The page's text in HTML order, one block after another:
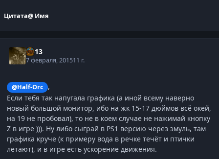
Цитата@ Имя
kl-13
7 февраля, 201511 г.
@Half-Orc
,
Если тебя так напугала графика (а иной всему наверно
новый большой монитор, ибо на жк 15-17 дюймов всё окей,
на 19 не пробовал), то не в коем случае не нажимай кнопку
Z в игре ))). Ну либо сыграй в PS1 версию через эмуль, там
графика круче (к примеру вода в речке течёт и птички
летают), и в игре есть ускорение движения.